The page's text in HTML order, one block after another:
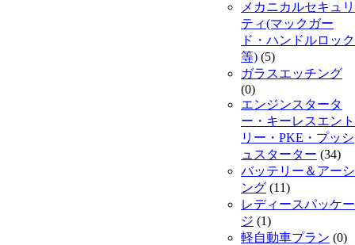
メカニカルセキュリ
ティ(マックガー
ド・ハンドルロック
等) (5)
ガラスエッチング
(0)
エンジンスタータ
ー・キーレスエント
リー・PKE・プッシ
ュスターター (34)
バッテリー＆アーシ
ング (11)
レディースパッケー
ジ (1)
軽自動車プラン (0)